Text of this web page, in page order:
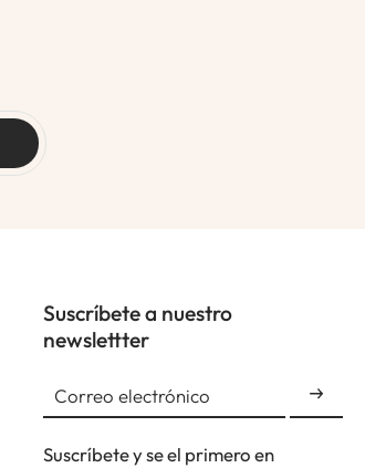
Suscríbete a nuestro
newslettter
Correo electrónico
Suscríbete y se el primero en